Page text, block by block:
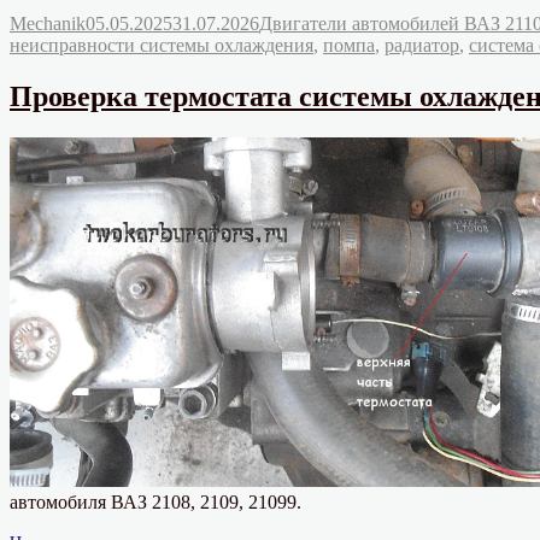
системы
охлаждения
Автор
MechanikОпубликовано
05.05.202531.07.2026Рубрики
Двигатели автомобилей ВАЗ
неисправности системы охлаждения, помпа, радиатор, система
Проверка термостата системы
автомобиля ВАЗ 2108, 2109, 21099.